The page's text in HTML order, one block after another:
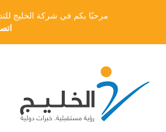
مرحبًا بكم في شركة الخليج